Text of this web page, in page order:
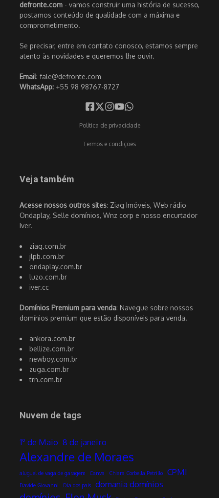
defronte.com - vamos construir uma história de sucesso,
postamos conteúdo de qualidade com a máxima e
comprometimento.
Se precisar, entre em contato conosco, estamos sempre
atento às novidades e queremos lhe ouvir.
Email: fale@defronte.com
WhatsApp: +55 98 98767-8727
Política de privacidade
Termos e condições
Veja também
Acesse nossos outros sites: Ziag Imóveis, Web rádio
Ondaplay, Selle domínios, Wnz corp e nosso encurtador
Iver.
ziag.com.br
jlpb.com.br
ondaplay.com.br
luzo.com.br
iver.cc
Domínios Premium para venda: Navegue sobre nossos
domínios premium que estão disponíveis para venda.
ankora.com.br
bellize.com.br
newboy.com.br
zuga.com.br
trn.com.br
Nuvem de tags
1º de Maio 8 de janeiro
Alexandre de Moraes
aluguel de vaga de garagem Canva Chiara Corbella Petrillo CPMI
Davide Giovanni Dia dos pais domania domínios